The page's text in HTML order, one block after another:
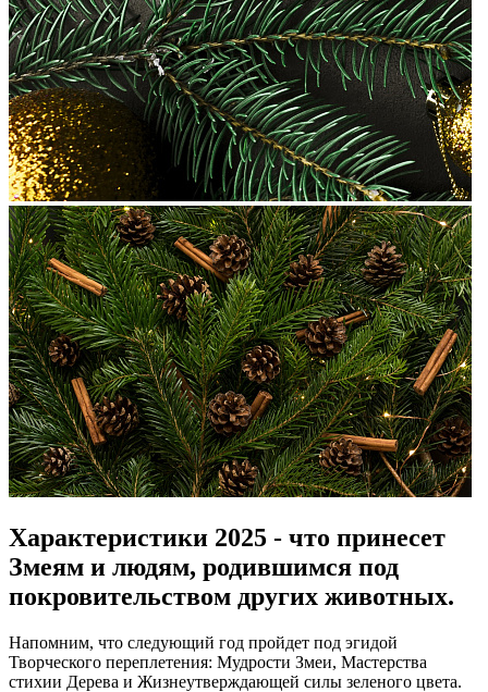
Характеристики 2025 - что принесет
Змеям и людям, родившимся под
покровительством других животных.
Напомним, что следующий год пройдет под эгидой
Творческого переплетения: Мудрости Змеи, Мастерства
стихии Дерева и Жизнеутверждающей силы зеленого цвета.